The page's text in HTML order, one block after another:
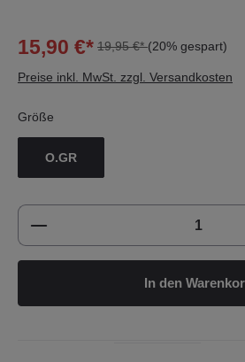
15,90 €* 19,95 €*(20% gespart)
Preise inkl. MwSt. zzgl. Versandkosten
Größe
O.GR
Produkt Anzahl: Gib den
In den